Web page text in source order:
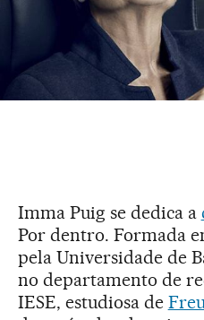
Imma Puig se dedica a
Por dentro. Formada
pela Universidade de
no departamento de
IESE, estudiosa de